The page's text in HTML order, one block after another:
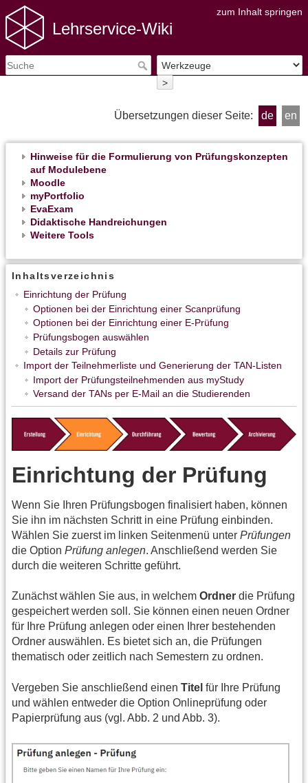
zum Inhalt springen
Lehrservice-Wiki
>
Übersetzungen dieser Seite: de en
Hinweise für die Formulierung von Prüfungskonzepten
auf Modulebene
Moodle
myPortfolio
EvaExam
Didaktische Handreichungen
Weitere Tools
Inhaltsverzeichnis
Einrichtung der Prüfung
Optionen bei der Einrichtung einer Scanprüfung
Optionen bei der Einrichtung einer E-Prüfung
Prüfungsbogen auswählen
Details zur Prüfung
Import der Teilnehmerliste und Generierung der TAN-Listen
Import der Prüfungsteilnehmenden aus myStudy
Versand der TANs per E-Mail an die Studierenden
Einrichtung der Prüfung
Wenn Sie Ihren Prüfungsbogen finalisiert haben, können
Sie ihn im nächsten Schritt in eine Prüfung einbinden.
Wählen Sie zuerst im linken Seitenmenü unter Prüfungen
die Option Prüfung anlegen. Anschließend werden Sie
durch die weiteren Schritte geführt.
Zunächst wählen Sie aus, in welchem Ordner die Prüfung
gespeichert werden soll. Sie können einen neuen Ordner
für Ihre Prüfung anlegen oder einen Ihrer bestehenden
Ordner auswählen. Es bietet sich an, die Prüfungen
thematisch oder zeitlich nach Semestern zu ordnen.
Vergeben Sie anschließend einen Titel für Ihre Prüfung
und wählen entweder die Option Onlineprüfung oder
Papierprüfung aus (vgl. Abb. 2 und Abb. 3).